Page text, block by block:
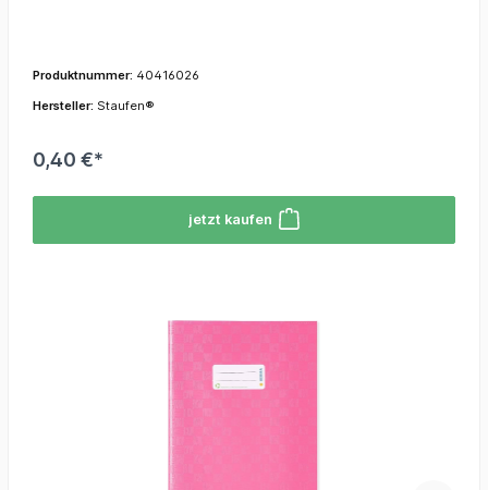
Produktnummer: 40416026
Hersteller: Staufen®
0,40 €*
jetzt kaufen